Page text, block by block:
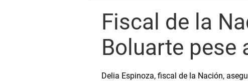
Fiscal de la
Boluarte pese
Delia Espinoza, fiscal de la Nación,